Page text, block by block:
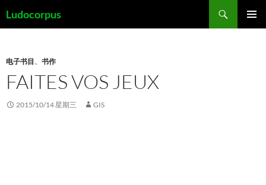
至Ludocorpus
索
电子书目 、 书作
FAITES VOS JEUX
2015/10/14 星期三 GIS